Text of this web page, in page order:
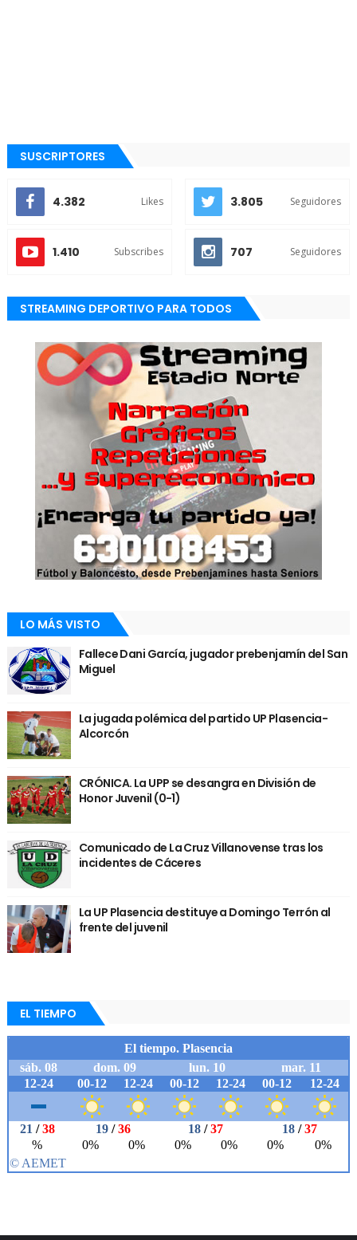
SUSCRIPTORES
4.382 Likes 3.805 Seguidores
1.410 Subscribes 707 Seguidores
STREAMING DEPORTIVO PARA TODOS
LO MÁS VISTO
Fallece Dani García, jugador prebenjamín del San
Miguel
La jugada polémica del partido UP Plasencia-
Alcorcón
CRÓNICA. La UPP se desangra en División de
Honor Juvenil (0-1)
Comunicado de La Cruz Villanovense tras los
incidentes de Cáceres
La UP Plasencia destituye a Domingo Terrón al
frente del juvenil
EL TIEMPO